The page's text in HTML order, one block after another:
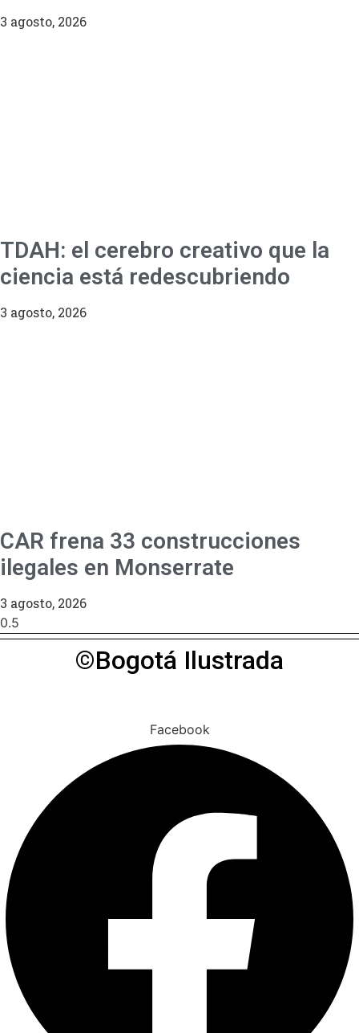
3 agosto, 2026
TDAH: el cerebro creativo que la
ciencia está redescubriendo
3 agosto, 2026
CAR frena 33 construcciones
ilegales en Monserrate
3 agosto, 2026
©Bogotá Ilustrada
Facebook